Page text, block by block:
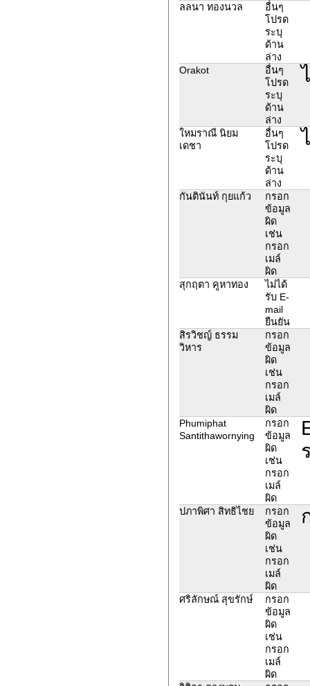
ลลนา ทองนวล
อื่นๆ
โปรด
ระบุ
ด้าน
ล่าง
Orakot
อื่นๆ
โปรด
ระบุ
ด้าน
ล่าง
ใหมราณี นิยม
เดชา
อื่นๆ
โปรด
ระบุ
ด้าน
ล่าง
กันตินันท์ กุยแก้ว
กรอก
ข้อมูล
ผิด
เช่น
กรอก
เมล์
ผิด
สุกฤตา คูหาทอง
ไม่ได้
รับ E-
mail
ยืนยัน
สิรวิชญ์ ธรรม
วิหาร
กรอก
ข้อมูล
ผิด
เช่น
กรอก
เมล์
ผิด
Phumiphat
Santithawornying
กรอก
ข้อมูล
ผิด
เช่น
กรอก
เมล์
ผิด
ปภาพิศา สิทธิไชย
กรอก
ข้อมูล
ผิด
เช่น
กรอก
เมล์
ผิด
ศริลักษณ์ สุขรักษ์
กรอก
ข้อมูล
ผิด
เช่น
กรอก
เมล์
ผิด